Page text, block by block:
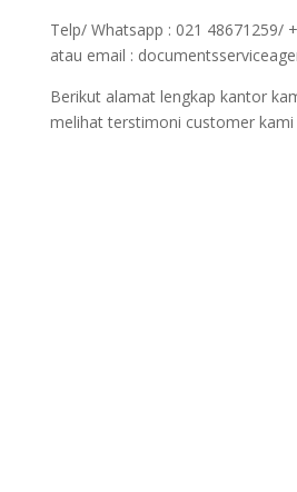
Telp/ Whatsapp : 021 48671259/
atau email :
Berikut alamat lengkap kantor
melihat terstimoni customer kami